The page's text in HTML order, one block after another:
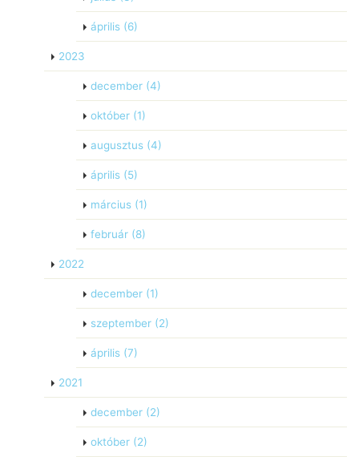
április (6)
2023
december (4)
október (1)
augusztus (4)
április (5)
március (1)
február (8)
2022
december (1)
szeptember (2)
április (7)
2021
december (2)
október (2)